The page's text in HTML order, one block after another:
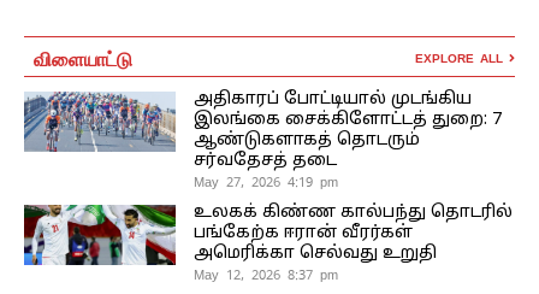
விளையாட்டு EXPLORE ALL
அதிகாரப் போட்டியால் முடங்கிய
இலங்கை சைக்கிளோட்டத் துறை: 7
ஆண்டுகளாகத் தொடரும்
சர்வதேசத் தடை
May 27, 2026 4:19 pm
உலகக் கிண்ண கால்பந்து தொடரில்
பங்கேற்க ஈரான் வீரர்கள்
அமெரிக்கா செல்வது உறுதி
May 12, 2026 8:37 pm